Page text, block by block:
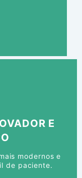
E
modernos e
de paciente.